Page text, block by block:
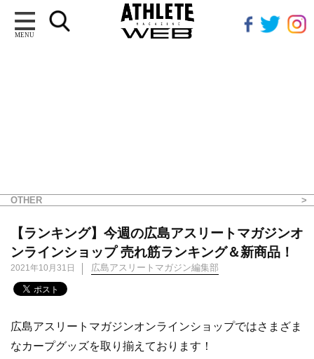
MENU
OTHER
【ランキング】今週の広島アスリートマガジンオ
ンラインショップ 売れ筋ランキング＆新商品！
2021年10月31日 広島アスリートマガジン編集部
広島アスリートマガジンオンラインショップではさまざま
なカープグッズを取り揃えております！